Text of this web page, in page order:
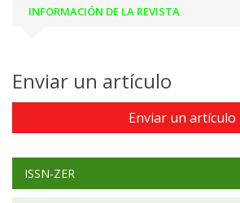
INFORMACIÓN DE LA REVISTA
Enviar un artículo
Enviar un artículo
ISSN-ZER